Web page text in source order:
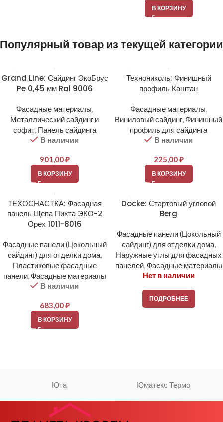
В КОРЗИНУ
Популярный товар из текущей категории
Grand Line: Сайдинг ЭкоБрус
Pe 0,45 мм Ral 9006
Фасадные материалы,
Металлический сайдинг и
софит, Панель сайдинга
В наличии
901,00₽
В КОРЗИНУ
Технониколь: Финишный
профиль Каштан
Фасадные материалы,
Виниловый сайдинг, Финишный
профиль для сайдинга
В наличии
225,00₽
В КОРЗИНУ
ТЕХОСНАСТКА: Фасадная
панель Щепа Пихта ЭКО-2
Орех 1011-8016
Фасадные панели (Цокольный
сайдинг) для отделки дома,
Пластиковые фасадные
панели, Фасадные материалы
В наличии
683,00₽
В КОРЗИНУ
Docke: Стартовый угловой
Berg
Фасадные панели (Цокольный
сайдинг) для отделки дома,
Наружные углы для фасадных
панелей, Фасадные материалы
Нет в наличии
ПОДРОБНЕЕ
Юта Юматекс Термо